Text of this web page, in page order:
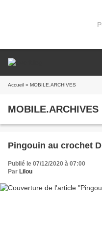
Accueil » MOBILE.ARCHIVES
MOBILE.ARCHIVES
Pingouin au crochet
Publié le 07/12/2020 à 07:00
Par Lilou